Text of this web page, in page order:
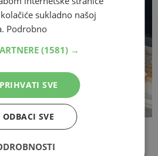
povećali prihode od
milijuna KM
sukladno našoj
Podrobno
(1581) →
PRIHVATI SVE
ODBACI SVE